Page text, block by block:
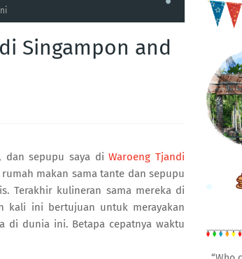
Singampon and
dan sepupu saya diWaroeng Tjandi
makan sama tante dan sepupu
Terakhir kulineran sama mereka di
kali ini bertujuan untuk merayakan
di dunia ini. Betapa cepatnya waktu